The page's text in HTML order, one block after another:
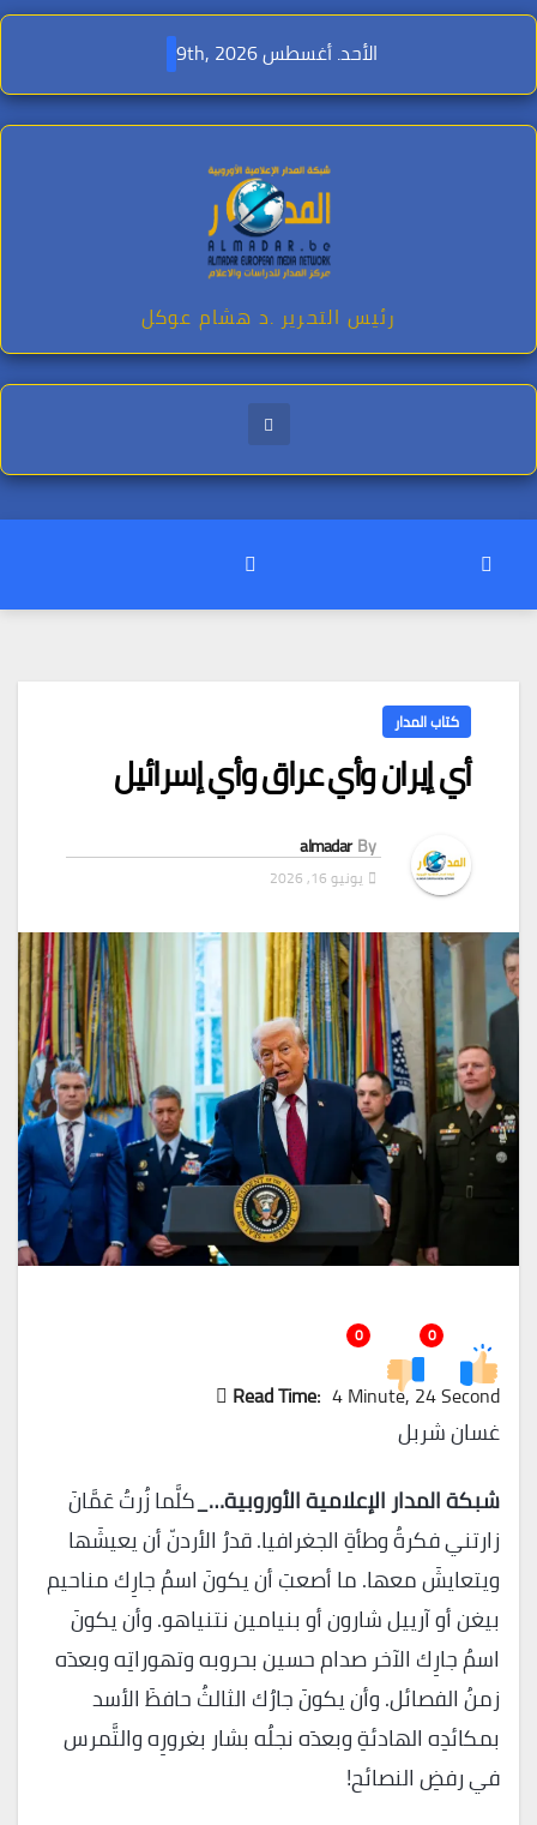
Skip
content
الأحد. أغسطس 9th, 2026
رئيس التحرير .د هشام عوكل
كتاب المدار
أي إيران وأي عراق وأي إسرائيل
By
almadar
يونيو 16, 2026
0
0
Read Time: 4 Minute, 24 Second
غسان شربل
شبكة المدار الإعلامية الأوروبية…_كلَّما زُرتُ عَمَّانَ
زارتني فكرةُ وطأةِ الجغرافيا. قدرُ الأردنّ أن يعيشَها
ويتعايشَ معها. ما أصعبَ أن يكونَ اسمُ جارِك مناحيم
بيغن أو آرييل شارون أو بنيامين نتنياهو. وأن يكونَ
اسمُ جارِك الآخر صدام حسين بحروبه وتهوراتِه وبعدَه
زمنُ الفصائل. وأن يكونَ جارُك الثالثُ حافظَ الأسد
بمكائدِه الهادئةِ وبعدَه نجلُه بشار بغرورِه والتَّمرس
في رفضِ النصائح!